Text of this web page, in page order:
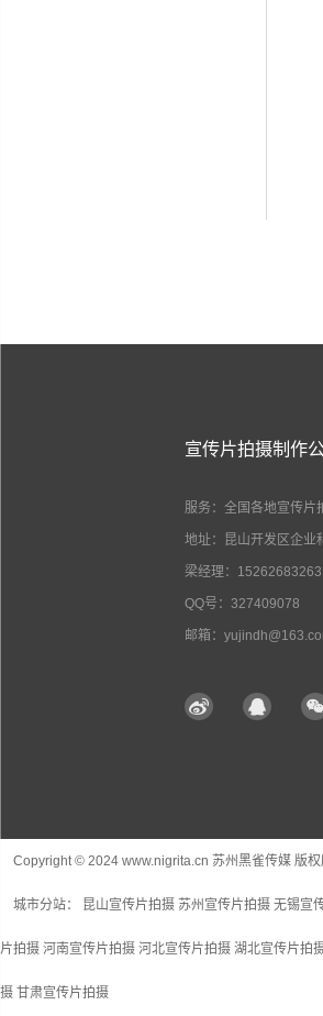
宣传片拍摄制作
服务：全国各地宣传片
地址：昆山开发区企业
梁经理：15262683263
QQ号：327409078
邮箱：
Copyright © 2024 www.nigrita.cn 苏州黑雀传媒 版
城市分站： 昆山宣传片拍摄 苏州宣传片拍摄 无锡宣
片拍摄 河南宣传片拍摄 河北宣传片拍摄 湖北宣传片拍
摄 甘肃宣传片拍摄